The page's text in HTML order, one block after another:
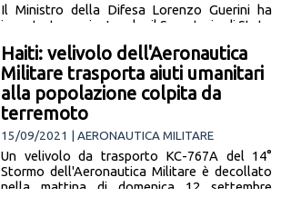
Il Ministro della Difesa Lorenzo Guerini ha
incontrato oggi a Londra il Segretario di Stato
L'incontro che segue… [leggi la notizia]
Haiti: velivolo dell'Aeronautica
Militare trasporta aiuti umanitari
alla popolazione colpita da
terremoto
15/09/2021 | AERONAUTICA MILITARE
Un velivolo da trasporto KC-767A del 14°
Stormo dell'Aeronautica Militare è decollato
nella mattina di domenica 12 settembre